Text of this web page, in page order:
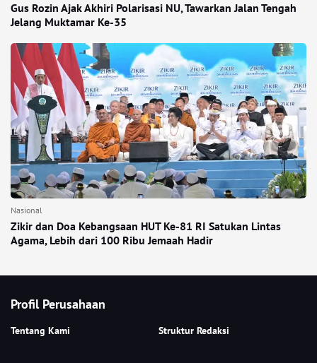
Gus Rozin Ajak Akhiri Polarisasi NU, Tawarkan Jalan Tengah
Jelang Muktamar Ke-35
Nasional
Zikir dan Doa Kebangsaan HUT Ke-81 RI Satukan Lintas
Agama, Lebih dari 100 Ribu Jemaah Hadir
Profil Perusahaan
Tentang Kami Struktur Redaksi